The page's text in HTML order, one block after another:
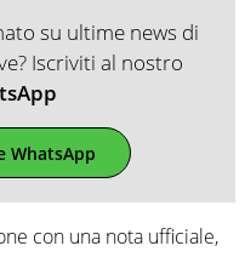
su ultime news di
Iscriviti al nostro
WhatsApp
con una nota ufficiale,